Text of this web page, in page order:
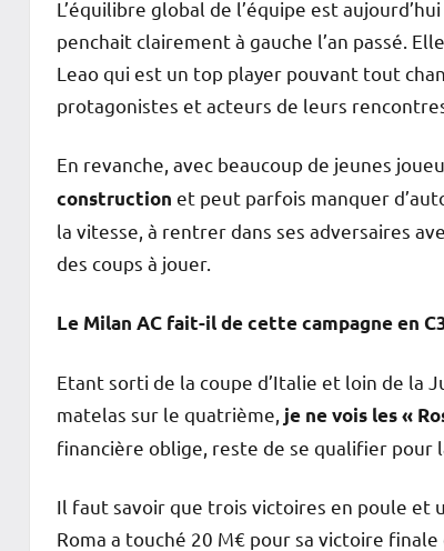
L’équilibre global de l’équipe est
penchait clairement à gauche l’an passé.
Leao qui est un top player pouvant tout
protagonistes et acteurs de leurs
En revanche, avec beaucoup de jeunes
construction et peut parfois manquer
la vitesse, à rentrer dans ses adversaires
des coups à jouer.
Le Milan AC fait-il de cette campagne en
Etant sorti de la coupe d’Italie et loin de la
matelas sur le quatrième, je ne vois les «
financière oblige, reste de se qualifier pour
Il faut savoir que trois victoires en poule et
Roma a touché 20 M€ pour sa victoire